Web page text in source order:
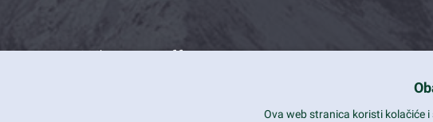
What we offer
Ova web stranica koristi kolačiće